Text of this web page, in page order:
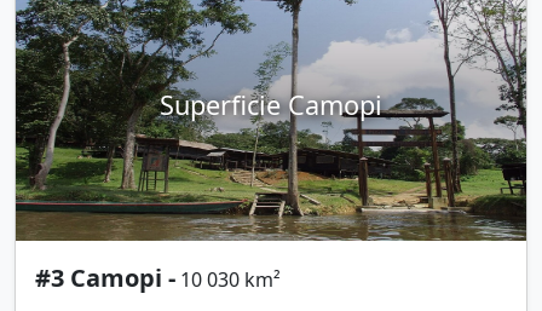
Superficie Camopi
#3 Camopi - 10 030 km²